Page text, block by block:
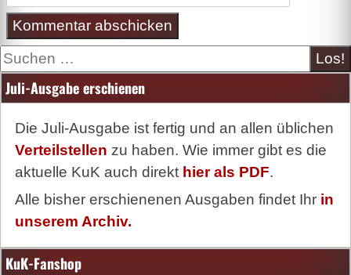
Suche
Juli-Ausgabe erschienen
Die Juli-Ausgabe ist fertig und an allen üblichen
Verteilstellen zu haben. Wie immer gibt es die
aktuelle KuK auch direkt hier als PDF.
Alle bisher erschienenen Ausgaben findet Ihr in
unserem Archiv.
KuK-Fanshop